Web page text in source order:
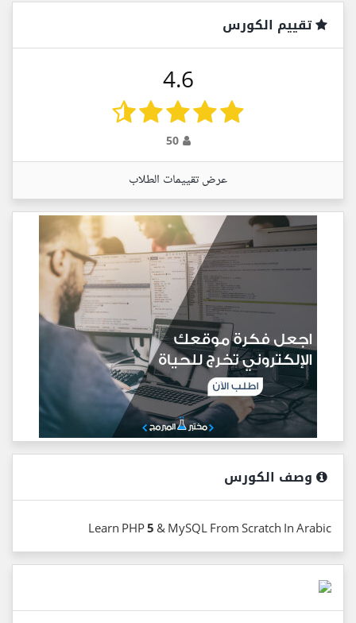
تقييم الكورس
4.6
50
عرض تقييمات الطلاب
وصف الكورس
Learn PHP 5 & MySQL From Scratch In Arabic